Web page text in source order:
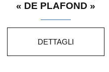
« DE PLAFOND »
DETTAGLI